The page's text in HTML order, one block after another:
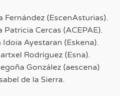
Fernández (EscenAsturias).
Cercas (ACEPAE).
Ayestaran (Eskena).
Rodríguez (Esna).
González (aescena)
de la Sierra.